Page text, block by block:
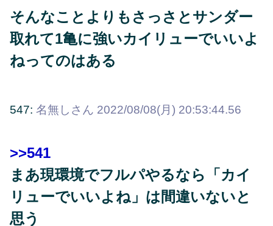
そんなことよりもさっさとサンダー
取れて1亀に強いカイリューでいいよ
ねってのはある
547: 名無しさん 2022/08/08(月) 20:53:44.56
>>541
まあ現環境でフルパやるなら「カイ
リューでいいよね」は間違いないと
思う